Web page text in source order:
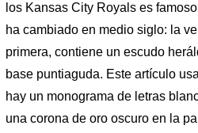
los Kansas City Royals es
ha cambiado en medio siglo: la
primera, contiene un escudo
base puntiaguda. Este artículo
hay un monograma de letras
una corona de oro oscuro en la